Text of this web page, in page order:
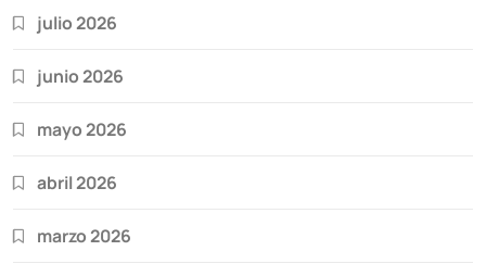
julio 2026
junio 2026
mayo 2026
abril 2026
marzo 2026